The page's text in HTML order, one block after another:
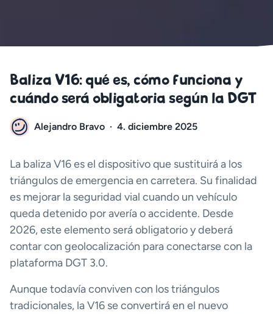
Baliza V16: qué es, cómo funciona y
cuándo será obligatoria según la DGT
Alejandro Bravo · 4. diciembre 2025
La baliza V16 es el dispositivo que sustituirá a los
triángulos de emergencia en carretera. Su finalidad
es mejorar la seguridad vial cuando un vehículo
queda detenido por avería o accidente. Desde
2026, este elemento será obligatorio y deberá
contar con geolocalización para conectarse con la
plataforma DGT 3.0.
Aunque todavía conviven con los triángulos
tradicionales, la V16 se convertirá en el nuevo